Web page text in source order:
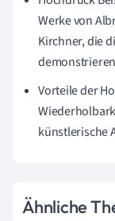
Werke von
Kirchner, die
Vorteile der
künstlerische
Ähnliche